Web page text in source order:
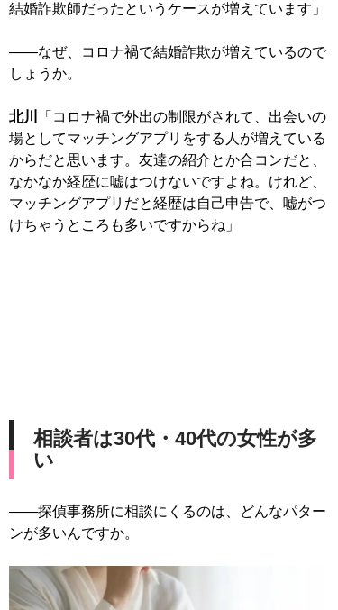
結婚詐欺師だったというケースが増えています」
――なぜ、コロナ禍で結婚詐欺が増えているので
しょうか。
北川
「コロナ禍で外出の制限がされて、出会いの
場としてマッチングアプリをする人が増えている
からだと思います。友達の紹介とか合コンだと、
なかなか経歴に嘘はつけないですよね。けれど、
マッチングアプリだと経歴は自己申告で、嘘がつ
けちゃうところも多いですからね」
相談者は30代・40代の女性が多
い
――探偵事務所に相談にくるのは、どんなパター
ンが多いんですか。